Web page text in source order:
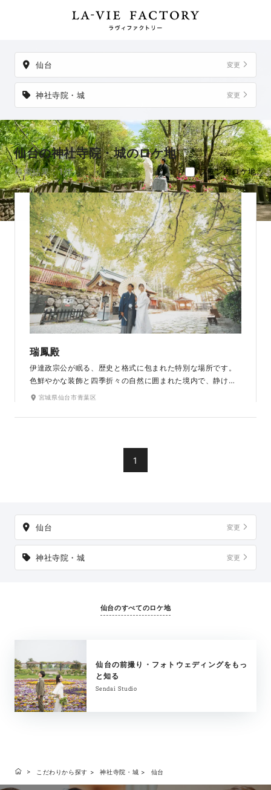
出張撮影も可能です。
仙台 変更
神社寺院・城 変更
仙台の神社寺院・城のロケ地
検索結果：1件 プラン内ロケ地
瑞鳳殿
伊達政宗公が眠る、歴史と格式に包まれた特別な場所です。
色鮮やかな装飾と四季折々の自然に囲まれた境内で、静けさ
の中に凛とした一枚を残していただけます。受け継がれてき
深く引き立てます。歴史ある場所ならではの重厚感の中で、
宮城県仙台市青葉区
1
仙台 変更
神社寺院・城 変更
仙台のすべてのロケ地
仙台の前撮り・フォトウェディングをもっ
と知る
Sendai Studio
こだわりから探す 神社寺院・城 仙台